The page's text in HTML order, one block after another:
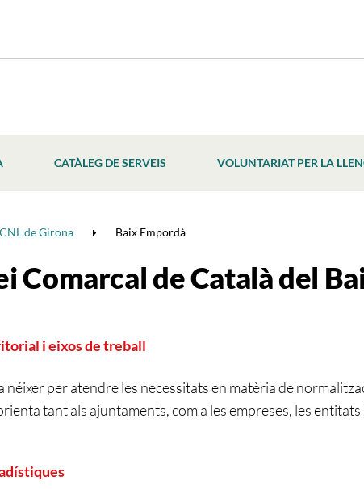
CATÀLEG DE SERVEIS VOLUNTARIAT PER LA
CNL de Girona Baix Empordà
Comarcal de Català del
i eixos de treball
néixer per atendre les necessitats en matèria de
tant als ajuntaments, com a les empreses, les